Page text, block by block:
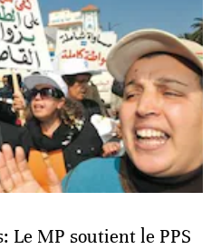
Le MP soutient le PPS